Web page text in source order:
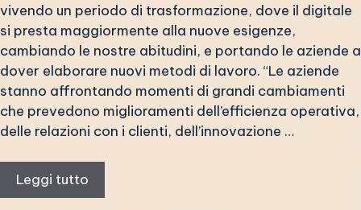
vivendo un periodo di trasformazione, dove il digitale
si presta maggiormente alla nuove esigenze,
cambiando le nostre abitudini, e portando le aziende a
dover elaborare nuovi metodi di lavoro. “Le aziende
stanno affrontando momenti di grandi cambiamenti
che prevedono miglioramenti dell’efficienza operativa,
delle relazioni con i clienti, dell’innovazione …
Leggi tutto